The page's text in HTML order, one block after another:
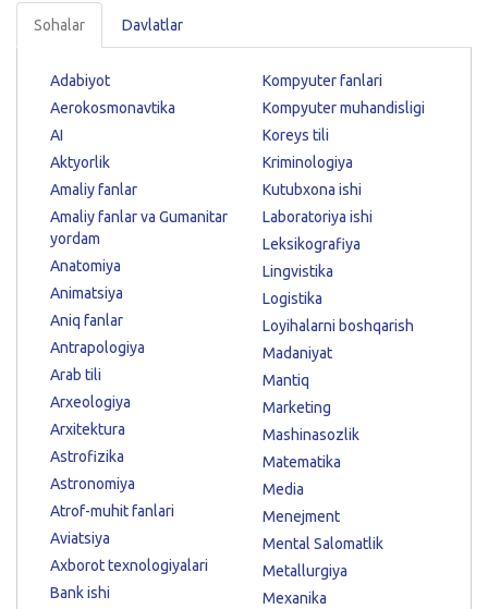
Sohalar Davlatlar
Adabiyot
Aerokosmonavtika
AI
Aktyorlik
Amaliy fanlar
Amaliy fanlar va Gumanitar
yordam
Anatomiya
Animatsiya
Aniq fanlar
Antrapologiya
Arab tili
Arxeologiya
Arxitektura
Astrofizika
Astronomiya
Atrof-muhit fanlari
Aviatsiya
Axborot texnologiyalari
Bank ishi
Kompyuter fanlari
Kompyuter muhandisligi
Koreys tili
Kriminologiya
Kutubxona ishi
Laboratoriya ishi
Leksikografiya
Lingvistika
Logistika
Loyihalarni boshqarish
Madaniyat
Mantiq
Marketing
Mashinasozlik
Matematika
Media
Menejment
Mental Salomatlik
Metallurgiya
Mexanika